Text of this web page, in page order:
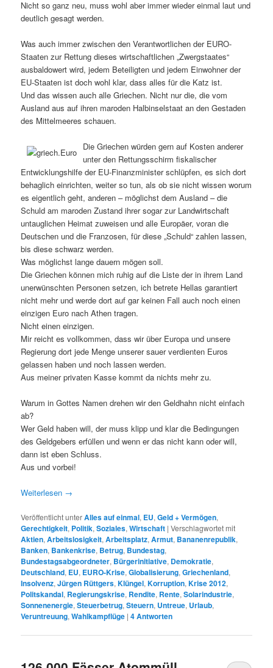
Nicht so ganz neu, muss wohl aber immer wieder einmal laut und
deutlich gesagt werden.
Was auch immer zwischen den Verantwortlichen der EURO-
Staaten zur Rettung dieses wirtschaftlichen „Zwergstaates“
ausbaldowert wird, jedem Beteiligten und jedem Einwohner der
EU-Staaten ist doch wohl klar, dass alles für die Katz ist.
Und das wissen auch alle Griechen. Nicht nur die, die vom
Ausland aus auf ihren maroden Halbinselstaat an den Gestaden
des Mittelmeeres schauen.
Die Griechen würden gern auf Kosten anderer
unter den Rettungsschirm fiskalischer
Entwicklungshilfe der EU-Finanzminister schlüpfen, es sich dort
behaglich einrichten, weiter so tun, als ob sie nicht wissen worum
es eigentlich geht, anderen – möglichst dem Ausland – die
Schuld am maroden Zustand ihrer sogar zur Landwirtschaft
untauglichen Heimat zuweisen und alle Europäer, voran die
Deutschen und die Franzosen, für diese „Schuld“ zahlen lassen,
bis diese schwarz werden.
Was möglichst lange dauern mögen soll.
Die Griechen können mich ruhig auf die Liste der in ihrem Land
unerwünschten Personen setzen, ich betrete Hellas garantiert
nicht mehr und werde dort auf gar keinen Fall auch noch einen
einzigen Euro nach Athen tragen.
Nicht einen einzigen.
Mir reicht es vollkommen, dass wir über Europa und unsere
Regierung dort jede Menge unserer sauer verdienten Euros
gelassen haben und noch lassen werden.
Aus meiner privaten Kasse kommt da nichts mehr zu.
Warum in Gottes Namen drehen wir den Geldhahn nicht einfach
ab?
Wer Geld haben will, der muss klipp und klar die Bedingungen
des Geldgebers erfüllen und wenn er das nicht kann oder will,
dann ist eben Schluss.
Aus und vorbei!
Weiterlesen →
Veröffentlicht unterAlles auf einmal, EU,Geld + Vermögen,
Gerechtigkeit, Politik,Soziales,Wirtschaft |Verschlagwortet mit
Aktien,Arbeitslosigkeit,Arbeitsplatz,Armut, Bananenrepublik,
Banken, Bankenkrise, Betrug, Bundestag,
Bundestagsabgeordneter, Bürgerinitiative, Demokratie,
Deutschland, EU, EURO-Krise,Globalisierung,Griechenland,
Insolvenz,Jürgen Rüttgers,Klüngel,Korruption,Krise 2012,
Politskandal, Regierungskrise, Rendite, Rente,Solarindustrie,
Sonnenenergie,Steuerbetrug,Steuern, Untreue, Urlaub,
Veruntreuung,Wahlkampflüge |4Antworten